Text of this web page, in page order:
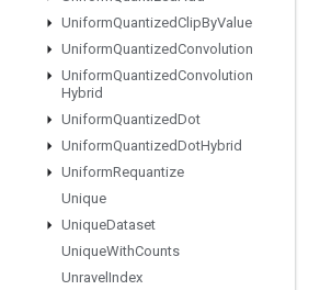
UniformQuantizedClipByValue
UniformQuantizedConvolution
UniformQuantizedConvolution
Hybrid
UniformQuantizedDot
UniformQuantizedDotHybrid
UniformRequantize
Unique
UniqueDataset
UniqueWithCounts
Unravel Index